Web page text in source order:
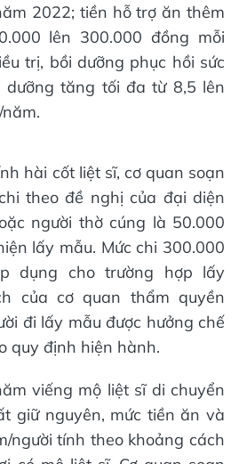
2022; tiền hỗ trợ ăn thêm
lên 300.000 đồng mỗi
trị, bồi dưỡng phục hồi sức
dưỡng tăng tối đa từ 8,5 lên
hài cốt liệt sĩ, cơ quan soạn
theo đề nghị của đại diện
người thờ cúng là 50.000
lấy mẫu. Mức chi 300.000
dụng cho trường hợp lấy
của cơ quan thẩm quyền
đi lấy mẫu được hưởng chế
quy định hiện hành.
viếng mộ liệt sĩ di chuyển
giữ nguyên, mức tiền ăn và
người tính theo khoảng cách